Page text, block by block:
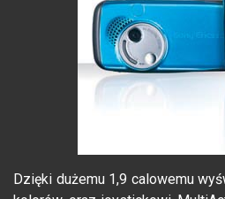
Dzięki dużemu 1,9 calowemu